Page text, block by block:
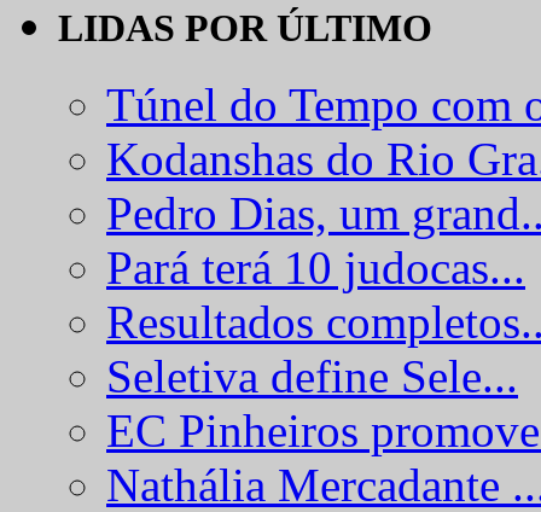
LIDAS POR ÚLTIMO
Túnel do Tempo com
Kodanshas do Rio
Pedro Dias, um
Pará terá 10 judocas...
Resultados
Seletiva define Sele...
EC Pinheiros
Nathália Mercadante